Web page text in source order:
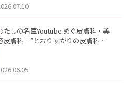
。
たしの名医Youtube めぐ皮膚科・美
皮膚科「”とおりすがりの皮膚科